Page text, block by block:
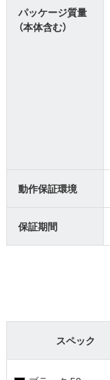
パッケージ質量
（本体含む）
動作保証環境
保証期間
スペック